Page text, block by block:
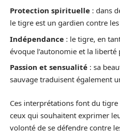
Protection spirituelle : dans
le tigre est un gardien contre
Indépendance : le tigre, en
évoque l’autonomie et la liberté
Passion et sensualité : sa
sauvage traduisent également
Ces interprétations font du
ceux qui souhaitent exprimer
volonté de se défendre contre